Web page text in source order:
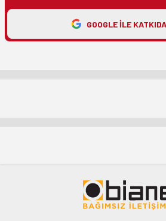
GOOGLE ILE